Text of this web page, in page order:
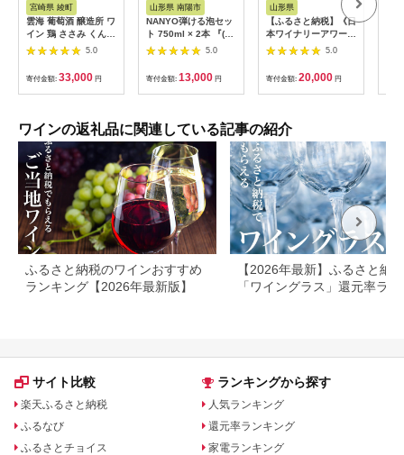
宮崎県 綾町
雲海 葡萄酒 醸造所 ワ
イン 鶏 ささみ くんせ
い セット おつまみ 飲
み比べ 甘口 白 辛口
赤 スモーク 燻製【雲
海酒造】_A0114-
0701
5.0
寄付金額: 33,000 円
山形県 南陽市
NANYO弾ける泡セッ
ト 750ml × 2本 『(株)
グレープリパブリッ
ク』 シードル 微発砲
ワイン 山形県 南陽市
[2163]
5.0
寄付金額: 13,000 円
山形県
【ふるさと納税】《日
本ワイナリーアワード
受賞》タケダワイナリ
ー サンスフル 赤 ・
高畠ワイナリー 嘉シ
ャルドネ 白 750ml ×
各1本 F2Y-3092
5.0
寄付金額: 20,000 円
ワインの返礼品に関連している記事の紹介
ふるさと納税のワインおすすめ
ランキング【2026年最新版】
【2026年最新】ふるさと納税
「ワイングラス」還元率ラ
サイト比較
楽天ふるさと納税
ふるなび
ふるさとチョイス
ランキングから探す
人気ランキング
還元率ランキング
家電ランキング